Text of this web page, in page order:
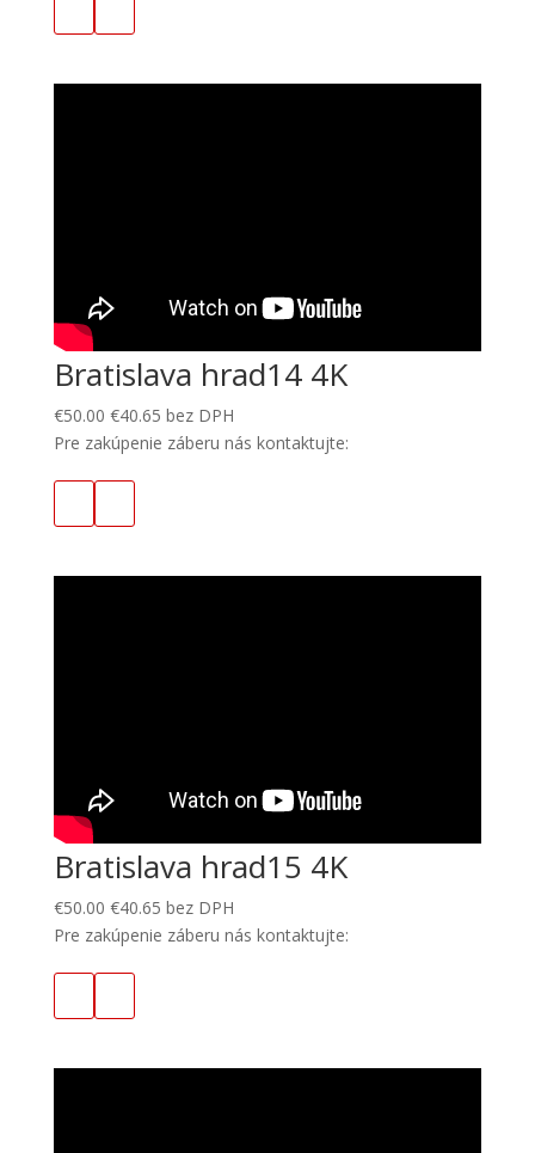
Bratislava hrad14 4K
€50.00 €40.65 bez DPH
Pre zakúpenie záberu nás kontaktujte:
Bratislava hrad15 4K
€50.00 €40.65 bez DPH
Pre zakúpenie záberu nás kontaktujte: